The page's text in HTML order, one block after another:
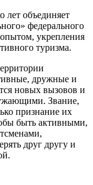
лет объединяет
федерального
укрепления
туризма.
дружные и
новых вызовов и
Звание,
признание их
быть активными,
друг другу и